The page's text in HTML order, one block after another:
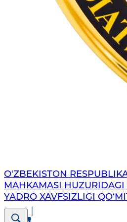
O'ZBEKISTON
MAHKAMASI HUZURIDAGI
YADRO XAVFSIZLIGI